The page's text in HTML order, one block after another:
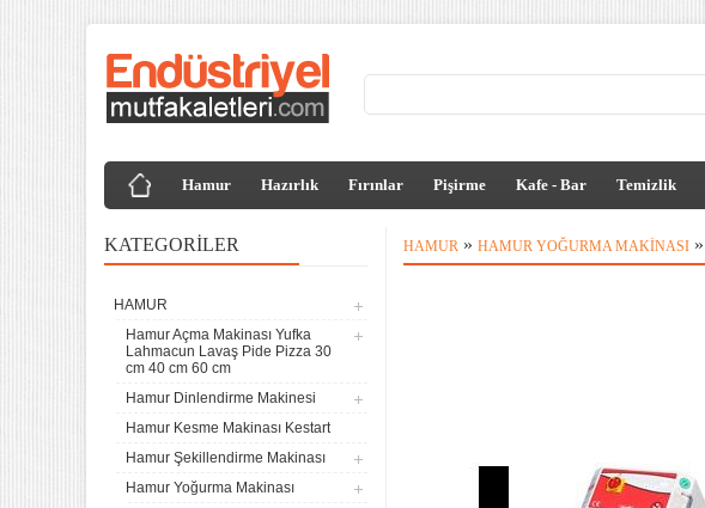
Hamur Hazırlık Fırınlar Pişirme Kafe - Bar Temizlik
KATEGORILER
HAMUR
Hamur Açma Makinası Yufka
Lahmacun Lavaş Pide Pizza 30
cm 40 cm 60 cm
Hamur Dinlendirme Makinesi
Hamur Kesme Makinası Kestart
Hamur Şekillendirme Makinası
Hamur Yoğurma Makinası
HAMUR » HAMUR YOĞURMA MAKINASI »